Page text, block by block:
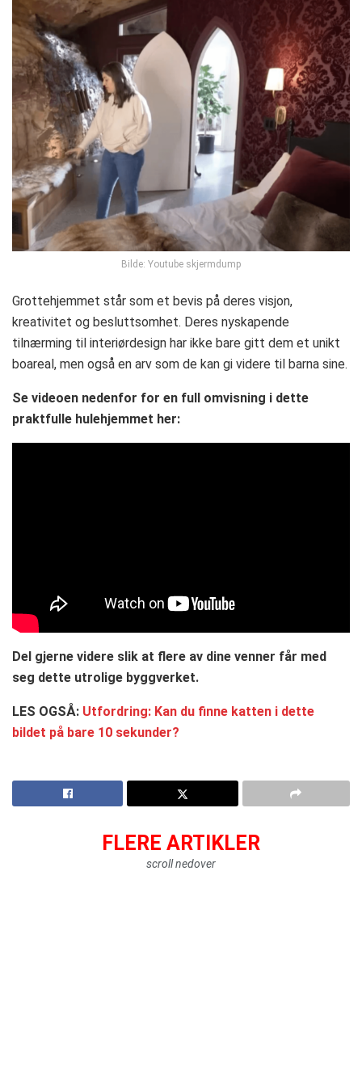
Bilde: Youtube skjermdump
Grottehjemmet står som et bevis på deres visjon,
kreativitet og besluttsomhet. Deres nyskapende
tilnærming til interiørdesign har ikke bare gitt dem et unikt
boareal, men også en arv som de kan gi videre til barna sine.
Se videoen nedenfor for en full omvisning i dette
praktfulle hulehjemmet her:
Del gjerne videre slik at flere av dine venner får med
seg dette utrolige byggverket.
LES OGSÅ: Utfordring: Kan du finne katten i dette
bildet på bare 10 sekunder?
FLERE ARTIKLER
scroll nedover